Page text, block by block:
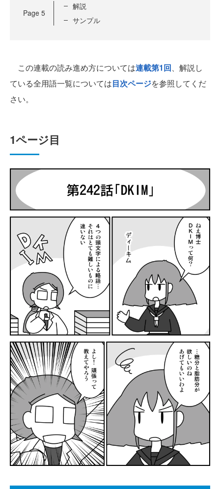
Page 5
解説
サンプル
この連載の読み進め方については連載第1回 、解説し
ている全用語一覧については目次ページを参照してくだ
さい。
1ページ目